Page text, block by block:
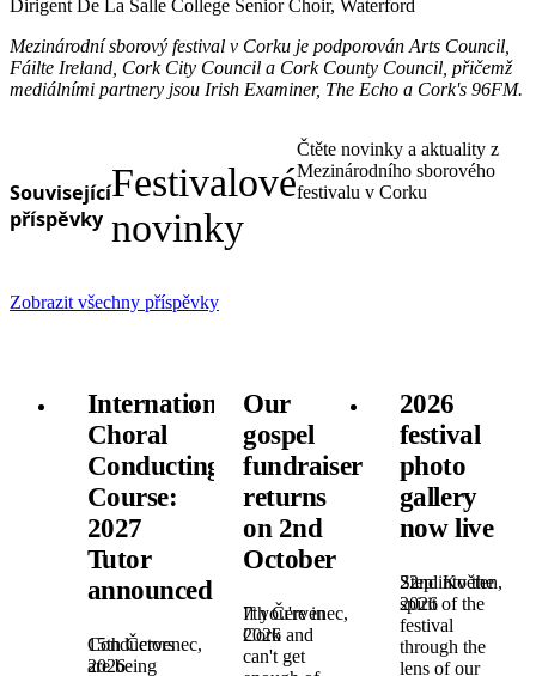
Dirigent De La Salle College Senior Choir, Waterford
Mezinárodní sborový festival v Corku je podporován Arts Council,
Fáilte Ireland, Cork City Council a Cork County Council, přičemž
mediálními partnery jsou Irish Examiner, The Echo a Cork's 96FM.
Související
příspěvky
Festivalové
novinky
Čtěte novinky a aktuality z
Mezinárodního sborového
festivalu v Corku
Zobrazit všechny příspěvky
International
Choral
Conducting
Course:
2027
Tutor
announced!
15th Červenec,
2026
Conductors
are being
Our
gospel
fundraiser
returns
on 2nd
October
7th Červenec,
2026
If you're in
Cork and
can't get
2026
festival
photo
gallery
now live
22nd Květen,
2026
Step into the
spirit of the
festival
through the
lens of our